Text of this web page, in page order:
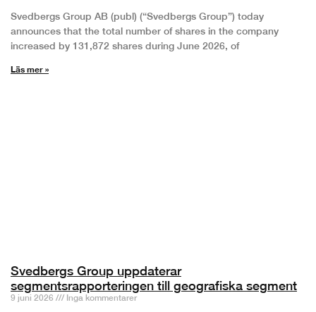
Svedbergs Group AB (publ) (“Svedbergs Group”) today
announces that the total number of shares in the company
increased by 131,872 shares during June 2026, of
Läs mer »
Svedbergs Group uppdaterar
segmentsrapporteringen till geografiska segment
9 juni 2026 Inga kommentarer